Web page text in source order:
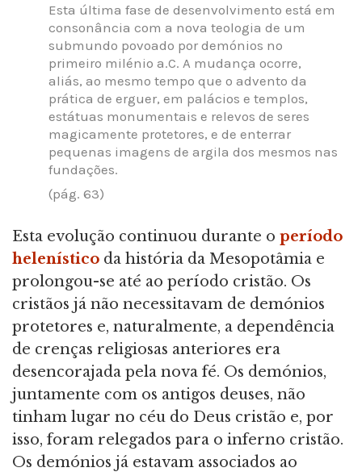
Esta última fase de desenvolvimento está em
consonância com a nova teologia de um
submundo povoado por demónios no
primeiro milénio a.C. A mudança ocorre,
aliás, ao mesmo tempo que o advento da
prática de erguer, em palácios e templos,
estátuas monumentais e relevos de seres
magicamente protetores, e de enterrar
pequenas imagens de argila dos mesmos nas
fundações.
(pág. 63)
Esta evolução continuou durante o período
helenístico da história da Mesopotâmia e
prolongou-se até ao período cristão. Os
cristãos já não necessitavam de demónios
protetores e, naturalmente, a dependência
de crenças religiosas anteriores era
desencorajada pela nova fé. Os demónios,
juntamente com os antigos deuses, não
tinham lugar no céu do Deus cristão e, por
isso, foram relegados para o inferno cristão.
Os demónios já estavam associados ao